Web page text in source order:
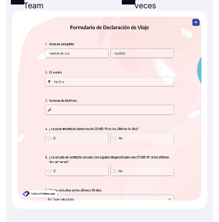
Team
veces